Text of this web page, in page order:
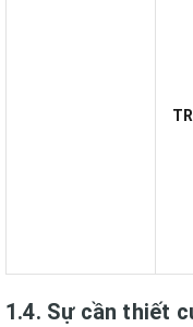
1.4. Sự cần thiết